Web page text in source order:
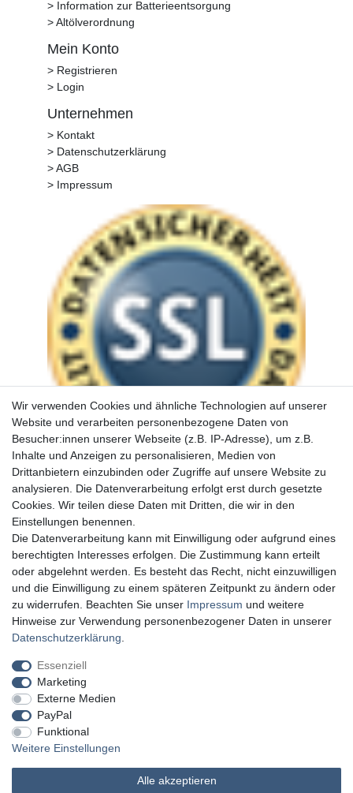
> Information zur Batterieentsorgung
> Altölverordnung
Mein Konto
> Registrieren
> Login
Unternehmen
> Kontakt
> Datenschutzerklärung
> AGB
> Impressum
Wir verwenden Cookies und ähnliche Technologien auf unserer
Website und verarbeiten personenbezogene Daten von
Besucher:innen unserer Webseite (z.B. IP-Adresse), um z.B.
Inhalte und Anzeigen zu personalisieren, Medien von
Drittanbietern einzubinden oder Zugriffe auf unsere Website zu
analysieren. Die Datenverarbeitung erfolgt erst durch gesetzte
Cookies. Wir teilen diese Daten mit Dritten, die wir in den
Einstellungen benennen.
Die Datenverarbeitung kann mit Einwilligung oder aufgrund eines
berechtigten Interesses erfolgen. Die Zustimmung kann erteilt
oder abgelehnt werden. Es besteht das Recht, nicht einzuwilligen
und die Einwilligung zu einem späteren Zeitpunkt zu ändern oder
zu widerrufen. Beachten Sie unser Impressum und weitere
Hinweise zur Verwendung personenbezogener Daten in unserer
Daten­schutz­erklärung
Essenziell
Marketing
Externe Medien
PayPal
Funktional
Weitere Einstellungen
Alle akzeptieren